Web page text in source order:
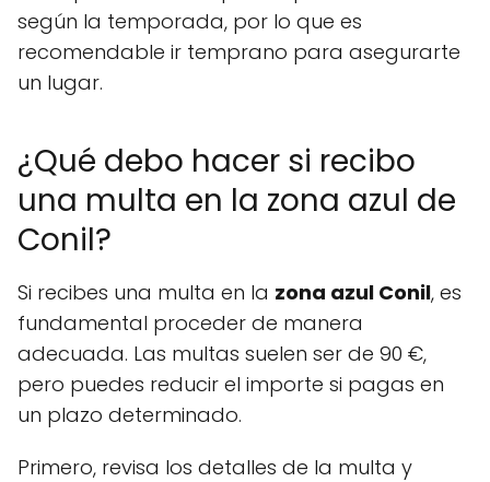
según la temporada, por lo que es
recomendable ir temprano para asegurarte
un lugar.
¿Qué debo hacer si recibo
una multa en la zona azul de
Conil?
Si recibes una multa en la zona azul Conil, es
fundamental proceder de manera
adecuada. Las multas suelen ser de 90 €,
pero puedes reducir el importe si pagas en
un plazo determinado.
Primero, revisa los detalles de la multa y